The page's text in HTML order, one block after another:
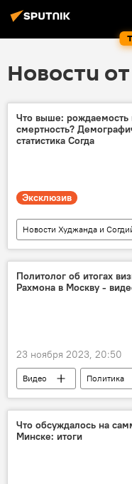
Новости
Что выше: рождаемость
смертность?
статистика Согда
Эксклюзив
Новости Худжанда и
статистика
Политолог об итогах
Рахмона в Москву -
23 ноября 2023, 20:50
Видео Политика
Владимир Путин
Таджикистан
Что обсуждалось на
Минске: итоги